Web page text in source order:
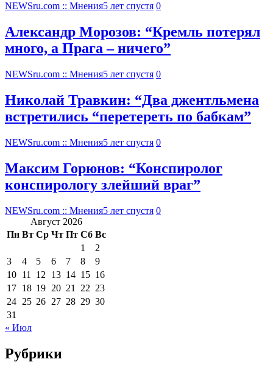
NEWSru.com :: Мнения5 лет спустя 0
Александр Морозов: “Кремль потерял
много, а Прага – ничего”
NEWSru.com :: Мнения5 лет спустя 0
Николай Травкин: “Два джентльмена
встретились “перетереть по бабкам”
NEWSru.com :: Мнения5 лет спустя 0
Максим Горюнов: “Конспиролог
конспирологу злейший враг”
NEWSru.com :: Мнения5 лет спустя 0
Август 2026
Пн Вт Ср Чт Пт Сб Вс
1
2
3
4 5 6 7 8
9
10 11 12 13 14 15 16
17 18 19 20 21 22 23
24 25 26 27 28 29 30
31
« Июл
Рубрики